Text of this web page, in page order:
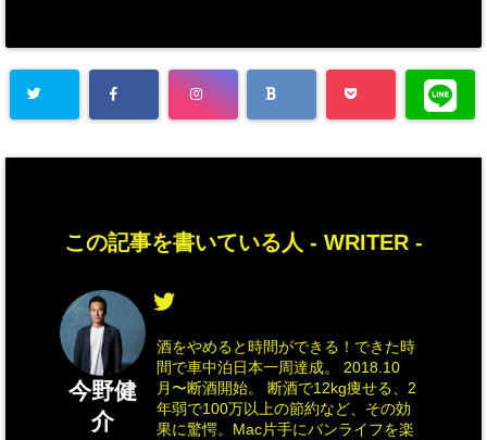
この記事を書いている人 - WRITER -
今野健
介
酒をやめると時間ができる！できた時
間で車中泊日本一周達成。 2018.10
月〜断酒開始。 断酒で12kg痩せる、2
年弱で100万以上の節約など、その効
果に驚愕。Mac片手にバンライフを楽